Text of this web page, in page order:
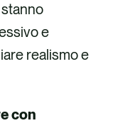
e
realismo e
con